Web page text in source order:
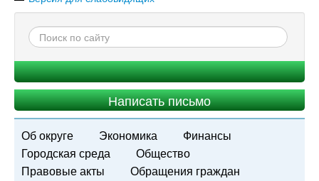
Написать письмо
Об округе Экономика
Финансы
Городская среда
Общество
Правовые акты
Обращения граждан